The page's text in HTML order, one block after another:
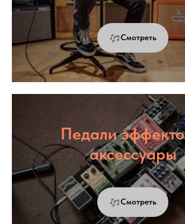
Смотреть
Педали
аксессуары
Смотреть